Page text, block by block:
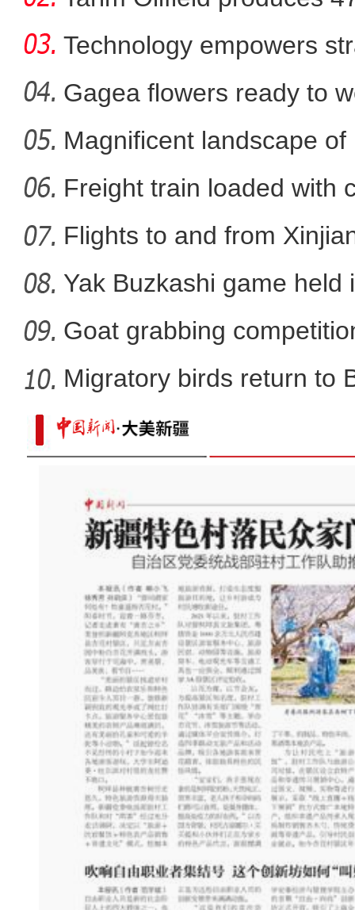
新疆昆玉市：昆仑山下群
天山脚下野生郁金香绽放
Technology empowers
Xi
Gagea flowers ready to
Nal
Magnificent landscape
La
Freight train loaded with
Flights to and from
Yak Buzkashi game held
Goat grabbing
Migratory birds return to